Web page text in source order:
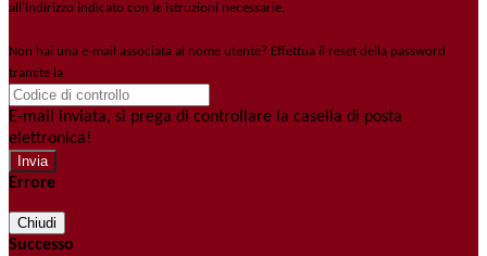
all'indirizzo indicato con le istruzioni necessarie.
Non hai una e-mail associata al nome utente? Effettua il reset della password
tramite la
E-mail inviata, si prega di controllare la casella di posta
elettronica!
Errore
Chiudi
Successo